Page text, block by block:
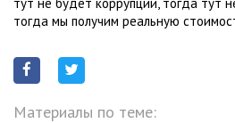
тогда мы получим реальную
Материалы по теме: